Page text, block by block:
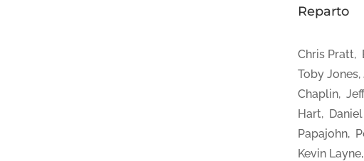
Reparto
Chris Pratt,
Toby
Chaplin,
Hart,
Papajohn,
Kevin